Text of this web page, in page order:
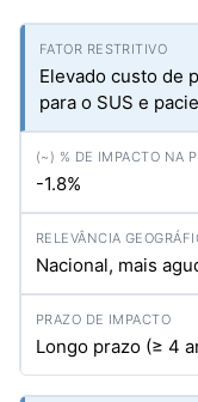
Elevado custo de
para o SUS e
-1.8%
Nacional, mais
Longo prazo (≥ 4